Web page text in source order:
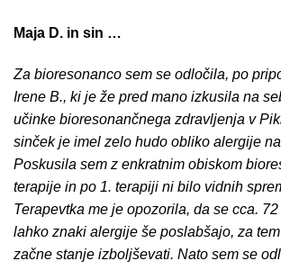
Maja D. in sin …
Za bioresonanco sem se odločila, po
Irene B., ki je že pred mano izkusila na
učinke bioresonančnega zdravljenja v
sinček je imel zelo hudo obliko alergije
Poskusila sem z enkratnim obiskom
terapije in po 1. terapiji ni bilo vidnih
Terapevtka me je opozorila, da se cca.
lahko znaki alergije še poslabšajo, za
začne stanje izboljševati. Nato sem se